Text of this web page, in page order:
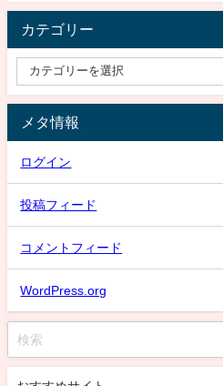
カテゴリー
メタ情報
ログイン
投稿フィード
コメントフィード
WordPress.org